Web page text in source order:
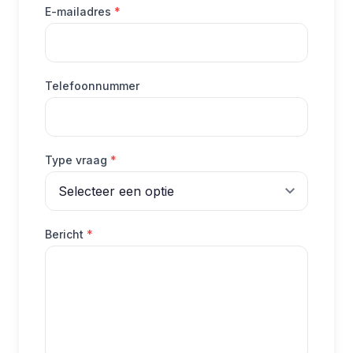
E-mailadres *
Telefoonnummer
Type vraag *
Bericht *